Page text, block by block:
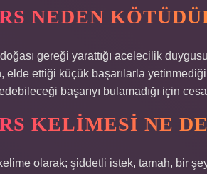
NEDEN
doğası gereği yarattığı acelecilik
elde ettiği küçük başarılarla
başarıyı bulamadığı için
KELIMESI NE
olarak; şiddetli istek, tamah, bir